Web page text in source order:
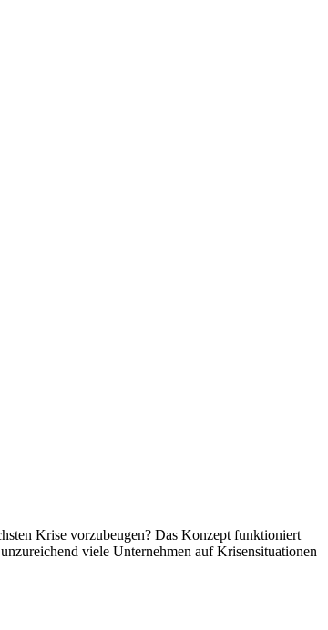
Krise vorzubeugen? Das Konzept funktioniert
viele Unternehmen auf Krisensituationen